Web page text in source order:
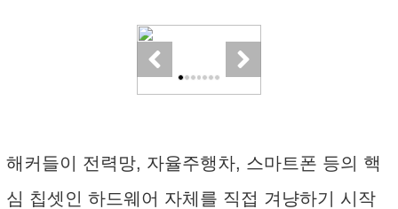
해커들이 전력망, 자율주행차, 스마트폰 등의 핵
심 칩셋인 하드웨어 자체를 직접 겨냥하기 시작